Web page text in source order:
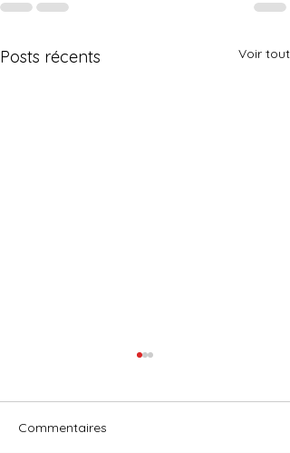
Posts récents Voir tout
Commentaires